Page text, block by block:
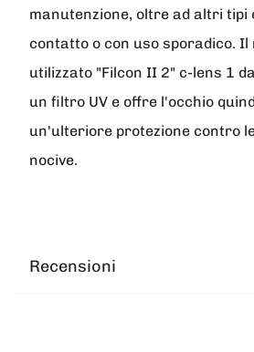
manutenzione, oltre ad altri tipi
contatto o con uso sporadico.
utilizzato "Filcon II 2" c-lens 1
un filtro UV e offre l'occhio
un'ulteriore protezione contro
nocive.
Recensioni